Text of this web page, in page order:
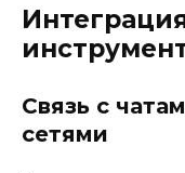
Связь с
сетями